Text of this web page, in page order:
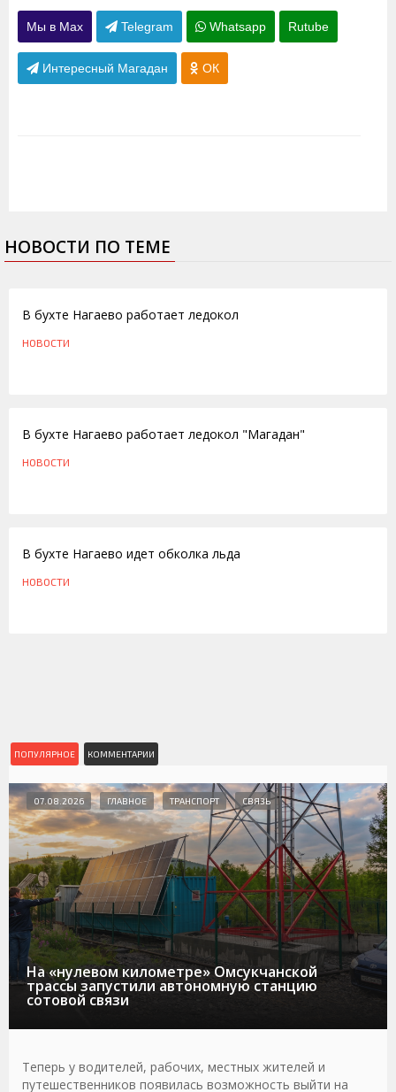
Мы в Max Telegram Whatsapp Rutube
Интересный Магадан ОК
НОВОСТИ ПО ТЕМЕ
В бухте Нагаево работает ледокол
НОВОСТИ
В бухте Нагаево работает ледокол "Магадан"
НОВОСТИ
В бухте Нагаево идет обколка льда
НОВОСТИ
ПОПУЛЯРНОЕ КОММЕНТАРИИ
На «нулевом километре» Омсукчанской
трассы запустили автономную станцию
сотовой связи
07.08.2026 ГЛАВНОЕ ТРАНСПОРТ СВЯЗЬ
Теперь у водителей, рабочих, местных жителей и
путешественников появилась возможность выйти на